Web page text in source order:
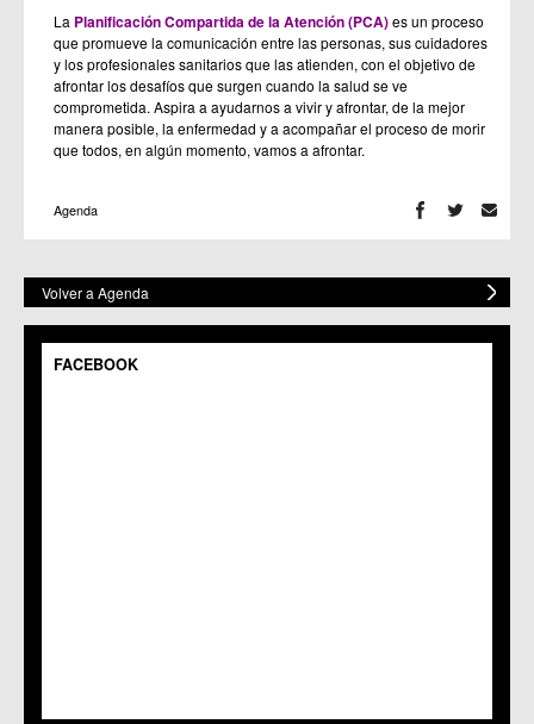
La Planificación Compartida de la Atención (PCA)es un proceso
que promueve la comunicación entre las personas, sus cuidadores
y los profesionales sanitarios que las atienden, con el objetivo de
afrontar los desafíos que surgen cuando la salud se ve
comprometida. Aspira a ayudarnos a vivir y afrontar, de la mejor
manera posible, la enfermedad y a acompañar el proceso de morir
que todos, en algún momento, vamos a afrontar.
Agenda
Volver a Agenda
FACEBOOK